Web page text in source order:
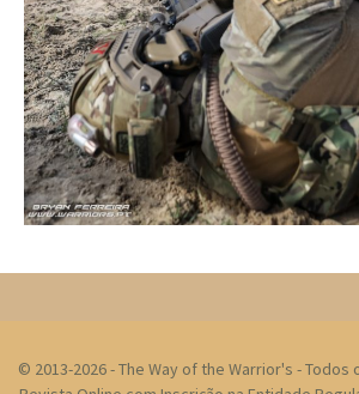
© 2013-2026 - The Way of the Warrior's -